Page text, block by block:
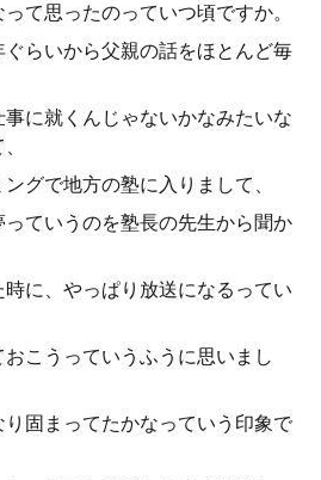
て思ったのっていつ頃ですか。
らいから父親の話をほとんど毎
に就くんじゃないかなみたいな
グで地方の塾に入りまして、
ていうのを塾長の先生から聞か
に、やっぱり放送になるってい
こうっていうふうに思いまし
固まってたかなっていう印象で